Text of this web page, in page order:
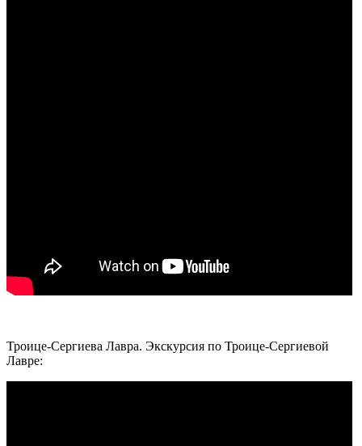
Троице-Сергиева Лавра. Экскурсия по Троице-Сергиевой
Лавре: